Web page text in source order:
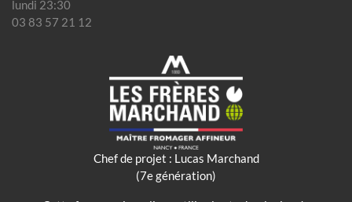
lundi 23:30
03 83 57 21 12
Chef de projet : Lucas Marchand
(7e génération)